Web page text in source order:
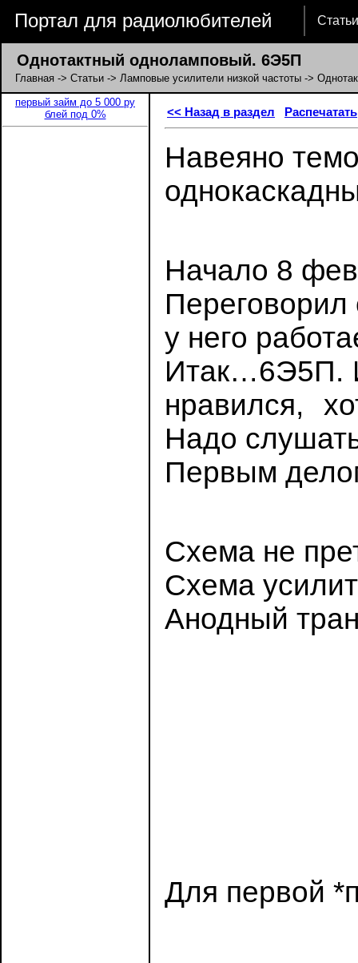
Портал для радиолюбителей Статьи
Однотактный одноламповый. 6Э5П
Главная -> Статьи -> Ламповые усилители низкой частоты ->
первый займ до 5 000 ру
блей под 0%
<< Назад в раздел Распечатать
Навеяно
Начало 8
у него
Итак…6Э5П.
нравился,
Надо
Первым
Схема не
Схема
Анодный
Для первой